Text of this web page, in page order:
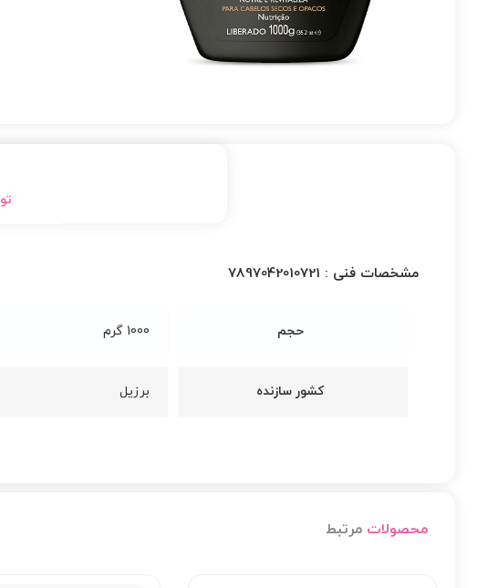
مشخصات فنی : 7897042010721
حجم 1000 گرم
کشور سازنده برزیل
محصولات مرتبط